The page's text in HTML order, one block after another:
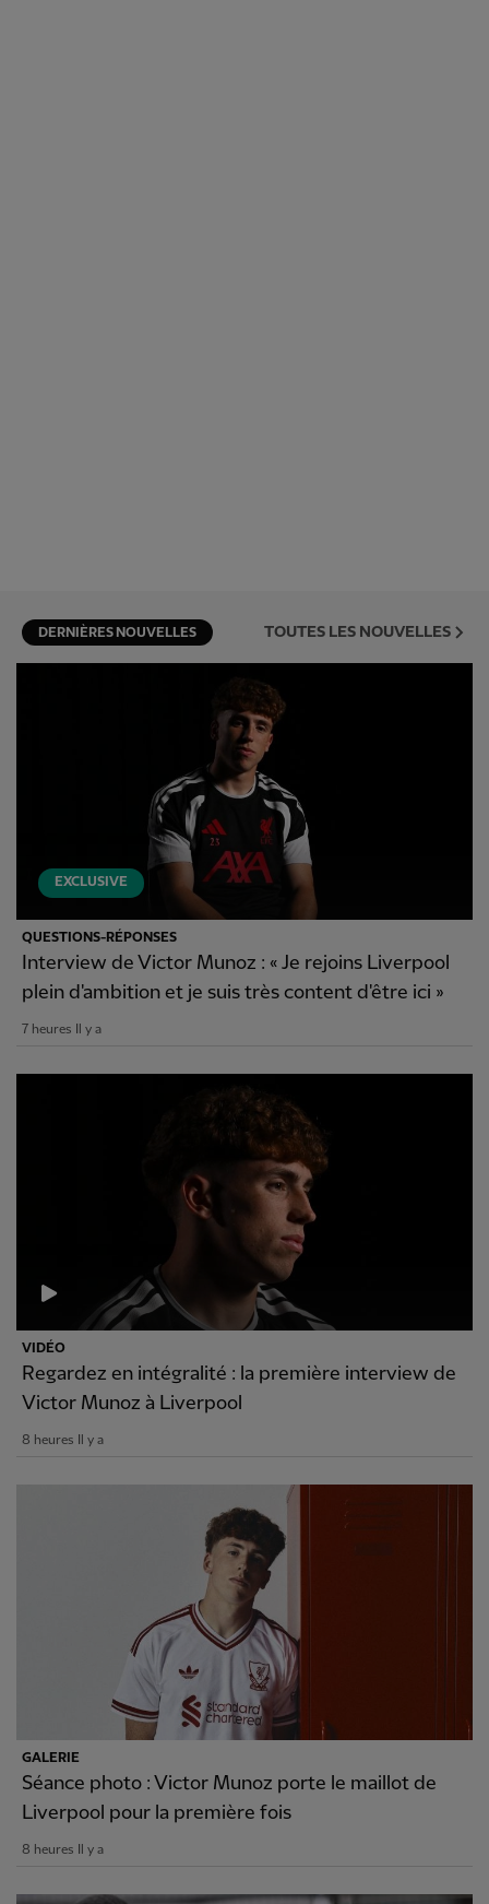
DERNIÈRES NOUVELLES TOUTES LES NOUVELLES
EXCLUSIVE
QUESTIONS-RÉPONSES
Interview de Victor Munoz : « Je rejoins Liverpool
plein d'ambition et je suis très content d'être ici »
7 heures Il y a
VIDÉO
Regardez en intégralité : la première interview de
Victor Munoz à Liverpool
8 heures Il y a
GALERIE
Séance photo : Victor Munoz porte le maillot de
Liverpool pour la première fois
8 heures Il y a